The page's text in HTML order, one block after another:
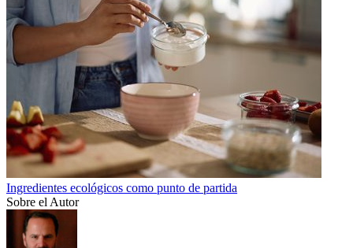
Ingredientes ecológicos como punto de partida
Sobre el Autor